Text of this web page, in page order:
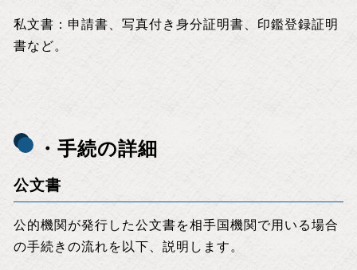
私文書：申請書、写真付き身分証明書、印鑑登録証明
書など。
・手続の詳細
公文書
公的機関が発行した公文書を相手国機関で用いる場合
の手続きの流れを以下、説明します。